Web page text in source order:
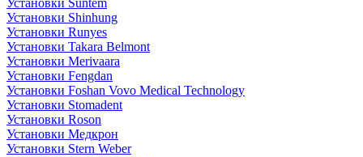
Установки Suntem
Установки Shinhung
Установки Runyes
Установки Takara Belmont
Установки Merivaara
Установки Fengdan
Установки Foshan Vovo Medical Technology
Установки Stomadent
Установки Roson
Установки Медкрон
Установки Stern Weber